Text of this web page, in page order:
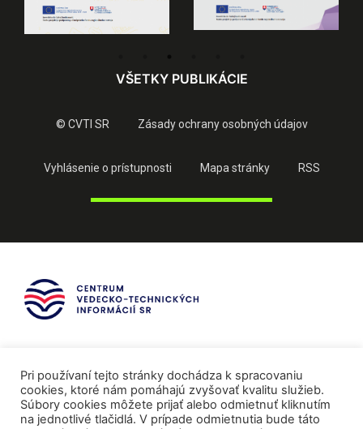
VŠETKY PUBLIKÁCIE
© CVTI SR Zásady ochrany osobných údajov
Vyhlásenie o prístupnosti Mapa stránky RSS
Pri používaní tejto stránky dochádza k spracovaniu
cookies, ktoré nám pomáhajú zvyšovať kvalitu služieb.
Súbory cookies môžete prijať alebo odmietnuť kliknutím
na jednotlivé tlačidlá. V prípade odmietnutia bude táto